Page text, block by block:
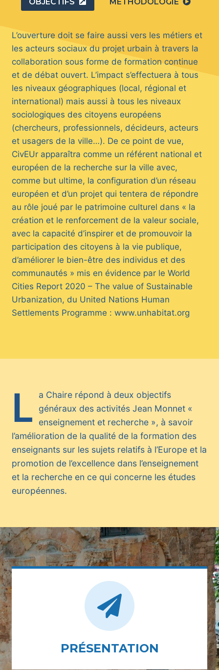
L’ouverture doit se faire aussi vers les métiers et
les acteurs sociaux du projet urbain à travers la
collaboration sous forme de formation continue
et de débat ouvert. L’impact s’effectuera à tous
les niveaux géographiques (local, régional et
international) mais aussi à tous les niveaux
sociologiques des citoyens européens
(chercheurs, professionnels, décideurs, acteurs
et usagers de la ville…). De ce point de vue,
CivEUr apparaîtra comme un référent national et
européen de la recherche sur la ville avec,
comme but ultime, la configuration d’un réseau
européen et d’un projet qui tentera de répondre
au rôle joué par le patrimoine culturel dans « la
création et le renforcement de la valeur sociale,
avec la capacité d’inspirer et de promouvoir la
participation des citoyens à la vie publique,
d’améliorer le bien-être des individus et des
communautés » mis en évidence par le World
Cities Report 2020 – The value of Sustainable
Urbanization, du United Nations Human
Settlements Programme : www.unhabitat.org
L
a Chaire répond à deux objectifs
généraux des activités Jean Monnet «
enseignement et recherche », à savoir
l’amélioration de la qualité de la formation des
enseignants sur les sujets relatifs à l’Europe et la
promotion de l’excellence dans l’enseignement
et la recherche en ce qui concerne les études
européennes.
PRÉSENTATION